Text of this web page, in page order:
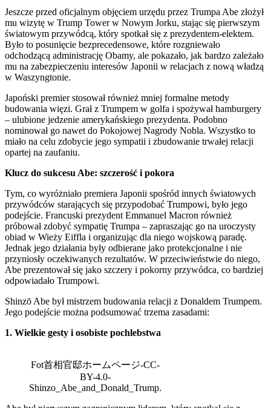
Jeszcze przed oficjalnym objęciem urzędu przez Trumpa Abe złożył
mu wizytę w Trump Tower w Nowym Jorku, stając się pierwszym
światowym przywódcą, który spotkał się z prezydentem-elektem.
Było to posunięcie bezprecedensowe, które rozgniewało
odchodzącą administrację Obamy, ale pokazało, jak bardzo zależało
mu na zabezpieczeniu interesów Japonii w relacjach z nową władzą
w Waszyngtonie.
Japoński premier stosował również mniej formalne metody
budowania więzi. Grał z Trumpem w golfa i spożywał hamburgery
– ulubione jedzenie amerykańskiego prezydenta. Podobno
nominował go nawet do Pokojowej Nagrody Nobla. Wszystko to
miało na celu zdobycie jego sympatii i zbudowanie trwałej relacji
opartej na zaufaniu.
Klucz do sukcesu Abe: szczerość i pokora
Tym, co wyróżniało premiera Japonii spośród innych światowych
przywódców starających się przypodobać Trumpowi, było jego
podejście. Francuski prezydent Emmanuel Macron również
próbował zdobyć sympatię Trumpa – zapraszając go na uroczysty
obiad w Wieży Eiffla i organizując dla niego wojskową paradę.
Jednak jego działania były odbierane jako protekcjonalne i nie
przyniosły oczekiwanych rezultatów. W przeciwieństwie do niego,
Abe prezentował się jako szczery i pokorny przywódca, co bardziej
odpowiadało Trumpowi.
Shinzō Abe był mistrzem budowania relacji z Donaldem Trumpem.
Jego podejście można podsumować trzema zasadami:
1. Wielkie gesty i osobiste pochlebstwa
Fot首相官邸ホームページ-CC-
BY-4.0-
Shinzo_Abe_and_Donald_Trump.